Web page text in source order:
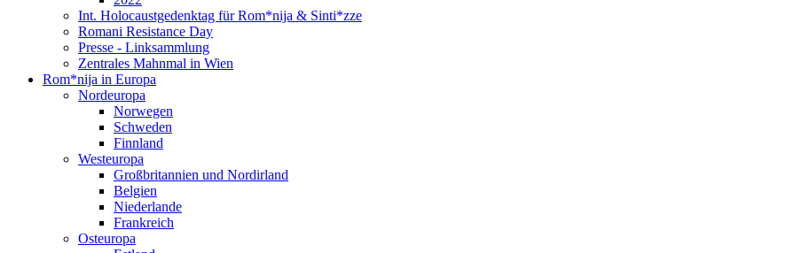
Int. Holocaustgedenktag für Rom*nija & Sinti*zze
Romani Resistance Day
Presse - Linksammlung
Zentrales Mahnmal in Wien
Rom*nija in Europa
Nordeuropa
Norwegen
Schweden
Finnland
Westeuropa
Großbritannien und Nordirland
Belgien
Niederlande
Frankreich
Osteuropa